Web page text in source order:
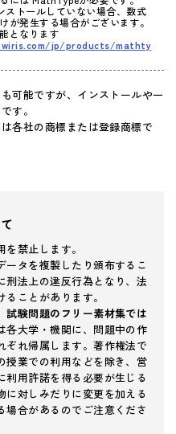
ストールしていない場合、数式
が発生する場合がございます。
となります
jp/products/mathty
可能ですが、インストールや一
す。
各社の商標または登録商標で
禁止します。
ータを複製したり頒布するこ
刑法上の違反行為となり、法
ことがあります。
試験問題のフリー素材集では
各大学・機関に、問題中の作
ぞれ帰属します。著作権法で
授業での利用などを除き、営
用許諾を得る必要が生じる
対しみだりに変更を加える
合があるのでご注意くださ